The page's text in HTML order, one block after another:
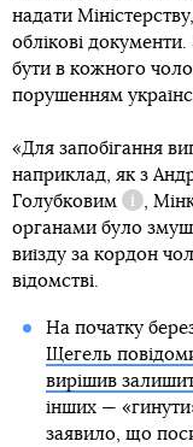
надати
облікові
бути в кожного
порушенням
«Для запобігання
наприклад, як з
Голубковим
Довідка
,
органами було
виїзду за кордон
відомстві.
На початку
Щегель
вирішив
інших —
заявило, що